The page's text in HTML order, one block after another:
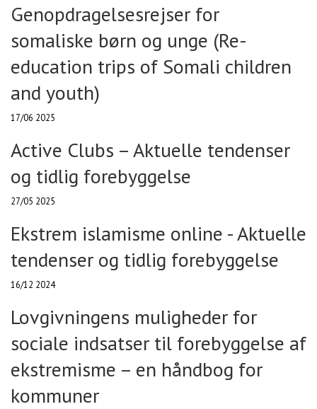
Genopdragelsesrejser for
somaliske børn og unge (Re-
education trips of Somali children
and youth)
17/06 2025
Active Clubs – Aktuelle tendenser
og tidlig forebyggelse
27/05 2025
Ekstrem islamisme online - Aktuelle
tendenser og tidlig forebyggelse
16/12 2024
Lovgivningens muligheder for
sociale indsatser til forebyggelse af
ekstremisme – en håndbog for
kommuner